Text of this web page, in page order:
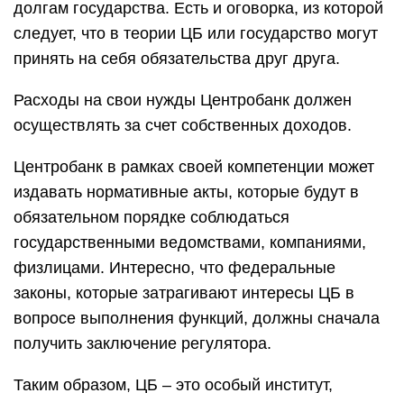
долгам государства. Есть и оговорка, из которой
следует, что в теории ЦБ или государство могут
принять на себя обязательства друг друга.
Расходы на свои нужды Центробанк должен
осуществлять за счет собственных доходов.
Центробанк в рамках своей компетенции может
издавать нормативные акты, которые будут в
обязательном порядке соблюдаться
государственными ведомствами, компаниями,
физлицами. Интересно, что федеральные
законы, которые затрагивают интересы ЦБ в
вопросе выполнения функций, должны сначала
получить заключение регулятора.
Таким образом, ЦБ – это особый институт,